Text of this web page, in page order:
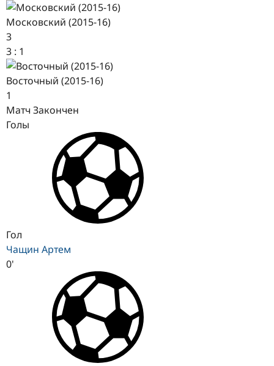
Московский (2015-16)
3
3 : 1
Восточный (2015-16)
1
Матч Закончен
Голы
Гол
Чащин Артем
0'